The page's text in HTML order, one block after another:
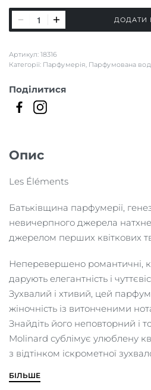
Collection
Éléments
ДОДАТИ
Артикул: 18316
Категорії: Парфумерія, Парфумована
Поділитися
Опис
Les Éléments
Батьківщина парфумерії,
невичерпного джерела
джерелом перших квіткових
Неперевершено романтичні,
дарують елегантність і
Зухвалий і хтивий, цей
жіночність із витонченими
Знайдіть його неповторний і
Molinard сублімує улюблену
з відтінком іскрометної
БІЛЬШЕ